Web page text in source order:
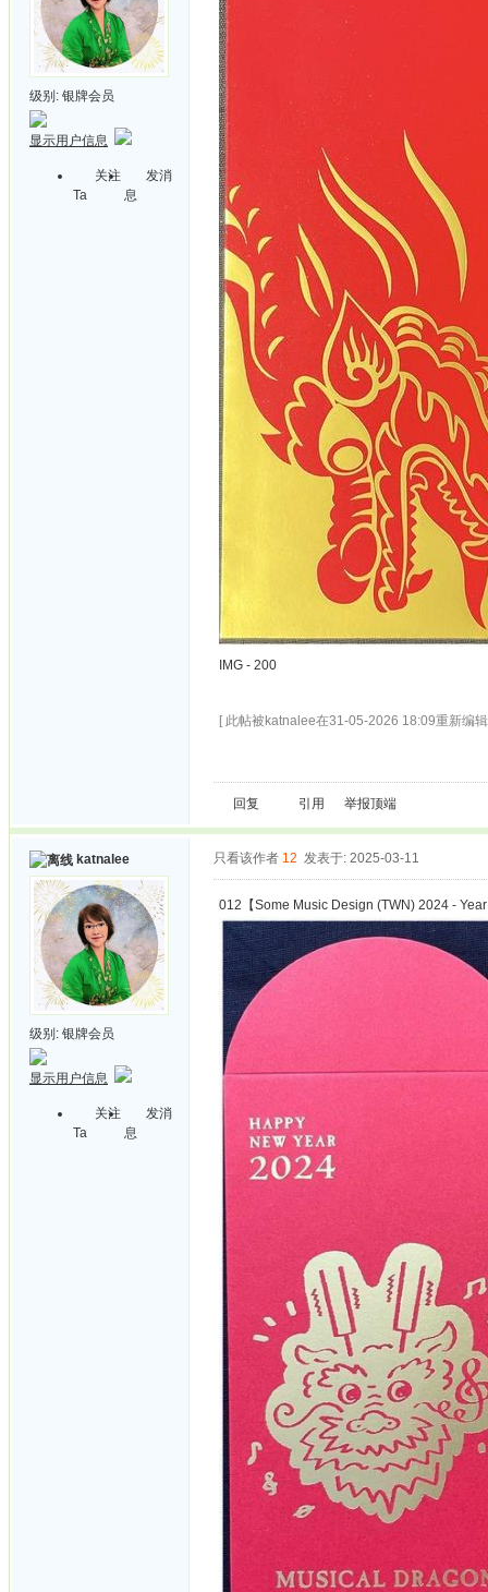
级别: 银牌会员
显示用户信息
关注
Ta
发消
息
IMG - 200
[ 此帖被katnalee在31-05-2026 18:09重新编
回复 引用 举报顶端
katnalee
级别: 银牌会员
显示用户信息
关注
Ta
发消
息
只看该作者 12 发表于: 2025-03-11
012【Some Music Design (TWN) 2024 -